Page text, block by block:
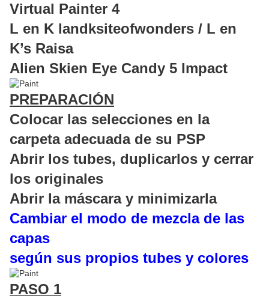
Virtual Painter 4
L en K landksiteofwonders / L en
K’s Raisa
Alien Skien Eye Candy 5 Impact
PREPARACIÓN
Colocar las selecciones en la
carpeta adecuada de su PSP
Abrir los tubes, duplicarlos y cerrar
los originales
Abrir la máscara y minimizarla
Cambiar el modo de mezcla de las
capas
según sus propios tubes y colores
PASO 1